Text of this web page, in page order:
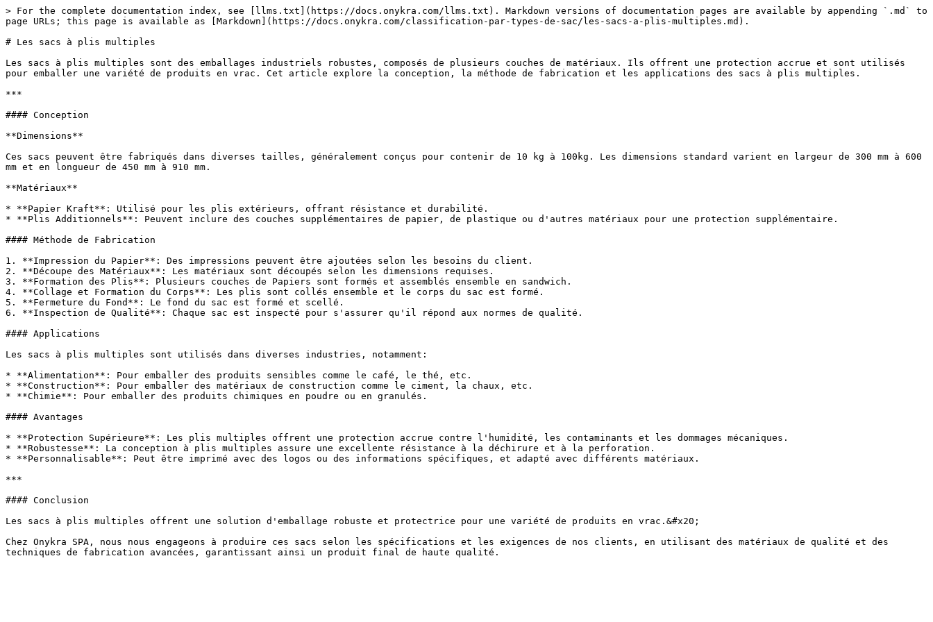
> For the complete documentation index, see [llms.txt](https://docs.onykra.com/llms.txt). Markdown versions of documentation pages are available by appending `.md` to
page URLs; this page is available as [Markdown](https://docs.onykra.com/classification-par-types-de-sac/les-sacs-a-plis-multiples.md).
# Les sacs à plis multiples
Les sacs à plis multiples sont des emballages industriels robustes, composés de plusieurs couches de matériaux. Ils offrent une protection accrue et sont utilisés
pour emballer une variété de produits en vrac. Cet article explore la conception, la méthode de fabrication et les applications des sacs à plis multiples.
***
#### Conception
**Dimensions**
Ces sacs peuvent être fabriqués dans diverses tailles, généralement conçus pour contenir de 10 kg à 100kg. Les dimensions standard varient en largeur de 300 mm à 600
mm et en longueur de 450 mm à 910 mm.
**Matériaux**
* **Papier Kraft**: Utilisé pour les plis extérieurs, offrant résistance et durabilité.
* **Plis Additionnels**: Peuvent inclure des couches supplémentaires de papier, de plastique ou d'autres matériaux pour une protection supplémentaire.
#### Méthode de Fabrication
1. **Impression du Papier**: Des impressions peuvent être ajoutées selon les besoins du client.
2. **Découpe des Matériaux**: Les matériaux sont découpés selon les dimensions requises.
3. **Formation des Plis**: Plusieurs couches de Papiers sont formés et assemblés ensemble en sandwich.
4. **Collage et Formation du Corps**: Les plis sont collés ensemble et le corps du sac est formé.
5. **Fermeture du Fond**: Le fond du sac est formé et scellé.
6. **Inspection de Qualité**: Chaque sac est inspecté pour s'assurer qu'il répond aux normes de qualité.
#### Applications
Les sacs à plis multiples sont utilisés dans diverses industries, notamment:
* **Alimentation**: Pour emballer des produits sensibles comme le café, le thé, etc.
* **Construction**: Pour emballer des matériaux de construction comme le ciment, la chaux, etc.
* **Chimie**: Pour emballer des produits chimiques en poudre ou en granulés.
#### Avantages
* **Protection Supérieure**: Les plis multiples offrent une protection accrue contre l'humidité, les contaminants et les dommages mécaniques.
* **Robustesse**: La conception à plis multiples assure une excellente résistance à la déchirure et à la perforation.
* **Personnalisable**: Peut être imprimé avec des logos ou des informations spécifiques, et adapté avec différents matériaux.
***
#### Conclusion
Les sacs à plis multiples offrent une solution d'emballage robuste et protectrice pour une variété de produits en vrac.&#x20;
Chez Onykra SPA, nous nous engageons à produire ces sacs selon les spécifications et les exigences de nos clients, en utilisant des matériaux de qualité et des